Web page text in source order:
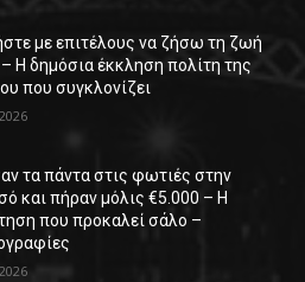
με επιτέλους να ζήσω τη ζωή
Η δημόσια έκκληση πολίτη της
που συγκλονίζει
τα πάντα στις φωτιές στην
και πήραν μόλις €5.000 – Η
που προκαλεί σάλο –